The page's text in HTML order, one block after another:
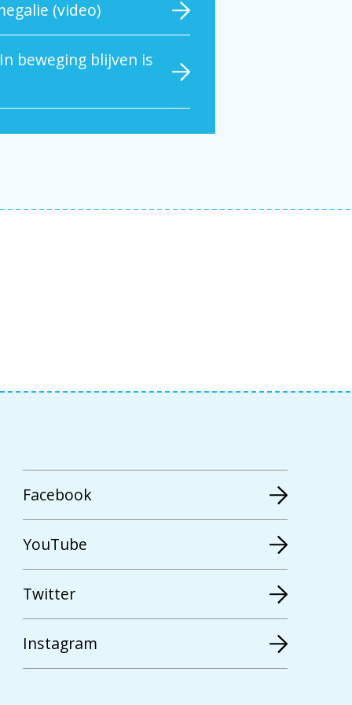
(video)
beweging blijven is
Facebook
YouTube
Twitter
Instagram